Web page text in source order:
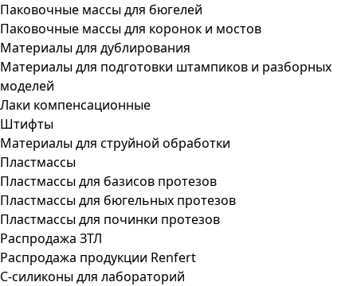
Паковочные массы для бюгелей
Паковочные массы для коронок и мостов
Материалы для дублирования
Материалы для подготовки штампиков и разборных
моделей
Лаки компенсационные
Штифты
Материалы для струйной обработки
Пластмассы
Пластмассы для базисов протезов
Пластмассы для бюгельных протезов
Пластмассы для починки протезов
Распродажа ЗТЛ
Распродажа продукции Renfert
С-силиконы для лабораторий